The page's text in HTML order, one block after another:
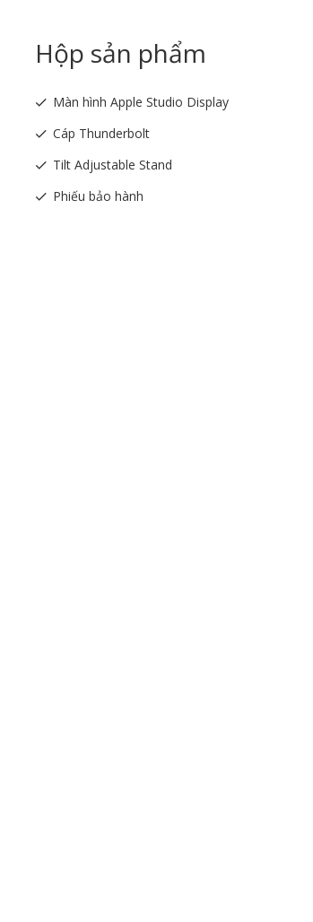
Hộp sản phẩm
Màn hình Apple Studio Display
Cáp Thunderbolt
Tilt Adjustable Stand
Phiếu bảo hành